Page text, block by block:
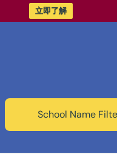
立即了解
School Name